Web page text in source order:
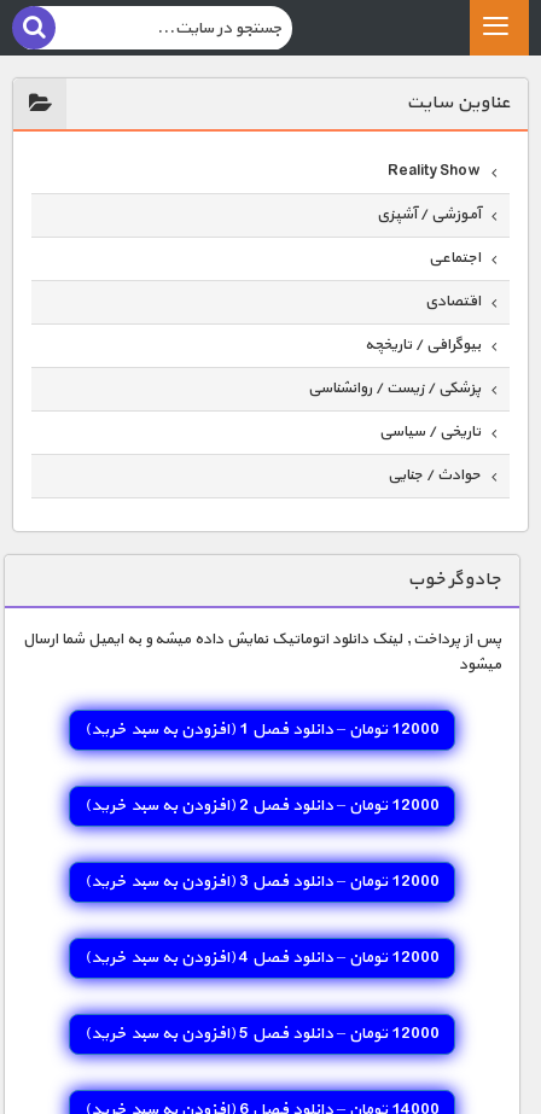
عناوين سايت
Reality Show
آموزشی / آشپزی
اجتماعی
اقتصادی
بیوگرافی / تاریخچه
پزشکی / زیست / روانشناسی
تاریخی / سیاسی
حوادث / جنایی
دنیای خوراکی ها
زمین شناسی / محیط زیست
سازه/ معماری/ مهندسی
سرگرمی
شناخت کودکان
طبیعت
علم و فناوری
فرهنگ / هنر
کیهان / نجوم
گردشگری
ماورایی
مسابقات / ورزشی
مستند های اختصاصی
جادوگر خوب
پس از پرداخت , لینک دانلود اتوماتیک نمایش داده میشه و به ایمیل شما ارسال
میشود
12000 تومان – دانلود فصل 1 (افزودن به سبد خريد)
12000 تومان – دانلود فصل 2 (افزودن به سبد خريد)
12000 تومان – دانلود فصل 3 (افزودن به سبد خريد)
12000 تومان – دانلود فصل 4 (افزودن به سبد خريد)
12000 تومان – دانلود فصل 5 (افزودن به سبد خريد)